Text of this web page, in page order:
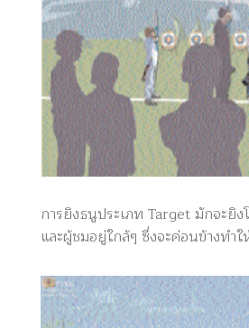
การยิงธนูประเภท Target มักจะยิ
และผู้ชมอยู่ใกล้ๆ ซึ่งจะค่อนข้างทำ